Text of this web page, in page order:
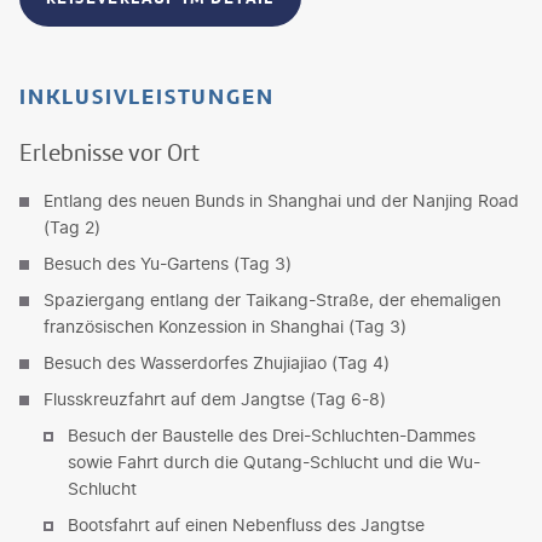
INKLUSIVLEISTUNGEN
Erlebnisse vor Ort
Entlang des neuen Bunds in Shanghai und der Nanjing Road
(Tag 2)
Besuch des Yu-Gartens (Tag 3)
Spaziergang entlang der Taikang-Straße, der ehemaligen
französischen Konzession in Shanghai (Tag 3)
Besuch des Wasserdorfes Zhujiajiao (Tag 4)
Flusskreuzfahrt auf dem Jangtse (Tag 6-8)
Besuch der Baustelle des Drei-Schluchten-Dammes
sowie Fahrt durch die Qutang-Schlucht und die Wu-
Schlucht
Bootsfahrt auf einen Nebenfluss des Jangtse